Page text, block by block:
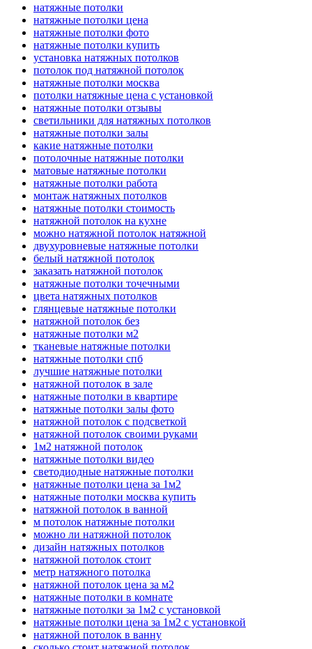
натяжные потолки
натяжные потолки цена
натяжные потолки фото
натяжные потолки купить
установка натяжных потолков
потолок под натяжной потолок
натяжные потолки москва
потолки натяжные цена с установкой
натяжные потолки отзывы
светильники для натяжных потолков
натяжные потолки залы
какие натяжные потолки
потолочные натяжные потолки
матовые натяжные потолки
натяжные потолки работа
монтаж натяжных потолков
натяжные потолки стоимость
натяжной потолок на кухне
можно натяжной потолок натяжной
двухуровневые натяжные потолки
белый натяжной потолок
заказать натяжной потолок
натяжные потолки точечными
цвета натяжных потолков
глянцевые натяжные потолки
натяжной потолок без
натяжные потолки м2
тканевые натяжные потолки
натяжные потолки спб
лучшие натяжные потолки
натяжной потолок в зале
натяжные потолки в квартире
натяжные потолки залы фото
натяжной потолок с подсветкой
натяжной потолок своими руками
1м2 натяжной потолок
натяжные потолки видео
светодиодные натяжные потолки
натяжные потолки цена за 1м2
натяжные потолки москва купить
натяжной потолок в ванной
м потолок натяжные потолки
можно ли натяжной потолок
дизайн натяжных потолков
натяжной потолок стоит
метр натяжного потолка
натяжной потолок цена за м2
натяжные потолки в комнате
натяжные потолки за 1м2 с установкой
натяжные потолки цена за 1м2 с установкой
натяжной потолок в ванну